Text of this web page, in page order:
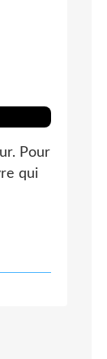
Pour
qui